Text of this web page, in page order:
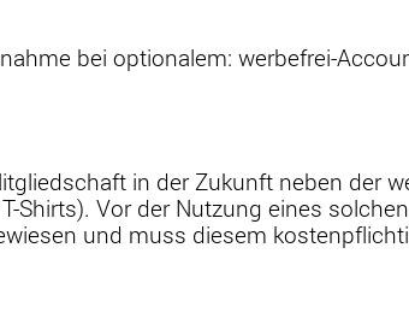
bei optionalem: werbefrei-
in der Zukunft neben der
Vor der Nutzung eines
und muss diesem